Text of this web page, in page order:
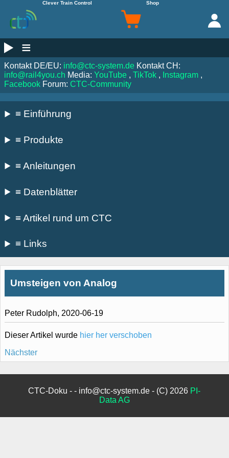
Clever Train Control Shop
≡
Kontakt DE/EU: info@ctc-system.de Kontakt CH:
info@rail4you.ch Media: YouTube , TikTok , Instagram ,
Facebook Forum: CTC-Community
≡ Einführung
≡ Produkte
≡ Anleitungen
≡ Datenblätter
≡ Artikel rund um CTC
≡ Links
Umsteigen von Analog
Peter Rudolph, 2020-06-19
Dieser Artikel wurde hier her verschoben
Nächster
CTC-Doku - - info@ctc-system.de - (C) 2026 PI-
Data AG